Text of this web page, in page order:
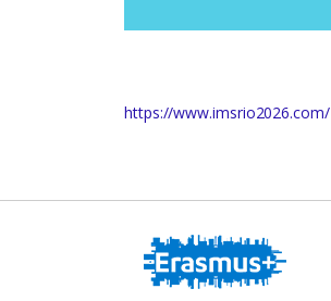
https://www.imsrio2026.com/